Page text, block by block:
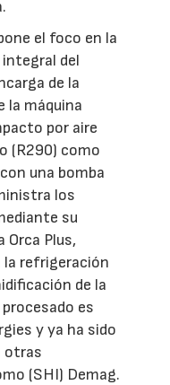
el foco en la
del
de la
la máquina
por aire
(R290) como
una bomba
los
su
Orca Plus,
la refrigeración
de la
es
y ya ha sido
otras
(SHI) Demag.